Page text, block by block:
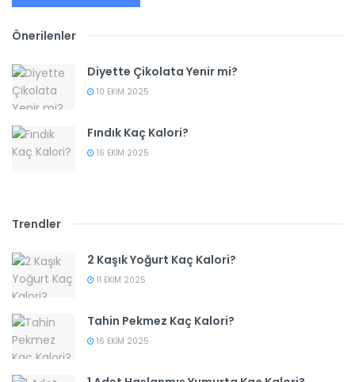
Önerilenler
Diyette Çikolata Yenir mi?
10 EKIM 2025
Fındık Kaç Kalori?
16 EKIM 2025
Trendler
2 Kaşık Yoğurt Kaç Kalori?
11 EKIM 2025
Tahin Pekmez Kaç Kalori?
16 EKIM 2025